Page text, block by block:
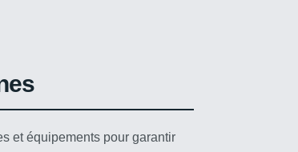
et équipements pour garantir